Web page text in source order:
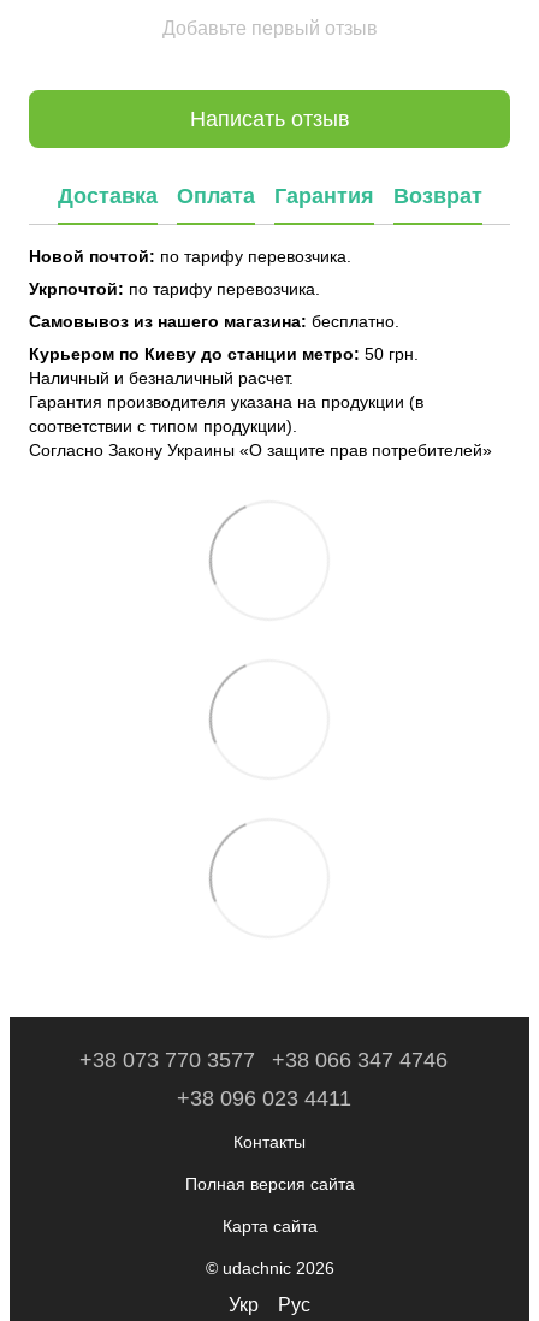
Добавьте первый отзыв
Написать отзыв
Доставка Оплата Гарантия Возврат
Новой почтой: по тарифу перевозчика.
Укрпочтой: по тарифу перевозчика.
Самовывоз из нашего магазина: бесплатно.
Курьером по Киеву до станции метро: 50 грн.
Наличный и безналичный расчет.
Гарантия производителя указана на продукции (в
соответствии с типом продукции).
Согласно Закону Украины «О защите прав потребителей»
+38 073 770 3577
+38 066 347 4746
+38 096 023 4411
Контакты
Полная версия сайта
Карта сайта
© udachnic 2026
Укр Рус